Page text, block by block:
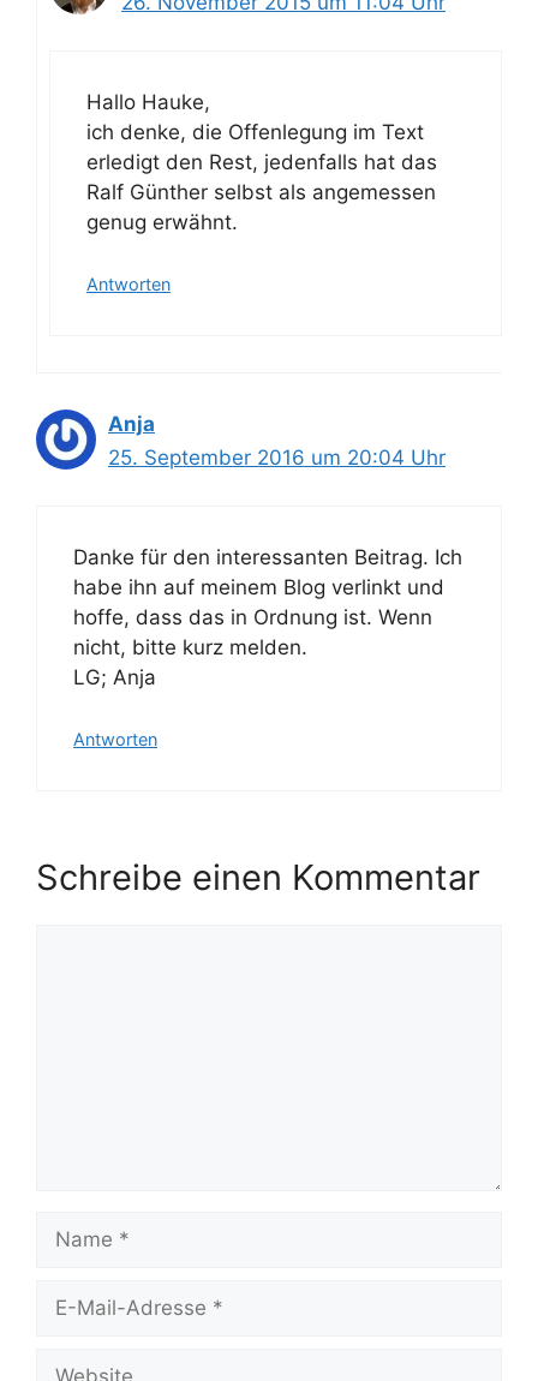
Hallo Hauke,
ich denke, die Offenlegung im Text
erledigt den Rest, jedenfalls hat das
Ralf Günther selbst als angemessen
genug erwähnt.
Antworten
Anja
25. September 2016 um 20:04 Uhr
Danke für den interessanten Beitrag. Ich
habe ihn auf meinem Blog verlinkt und
hoffe, dass das in Ordnung ist. Wenn
nicht, bitte kurz melden.
LG; Anja
Antworten
Schreibe einen Kommentar
Name
Website